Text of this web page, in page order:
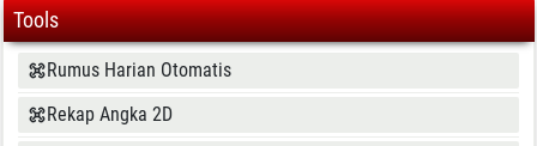
Tools
Rumus Harian Otomatis
Rekap Angka 2D